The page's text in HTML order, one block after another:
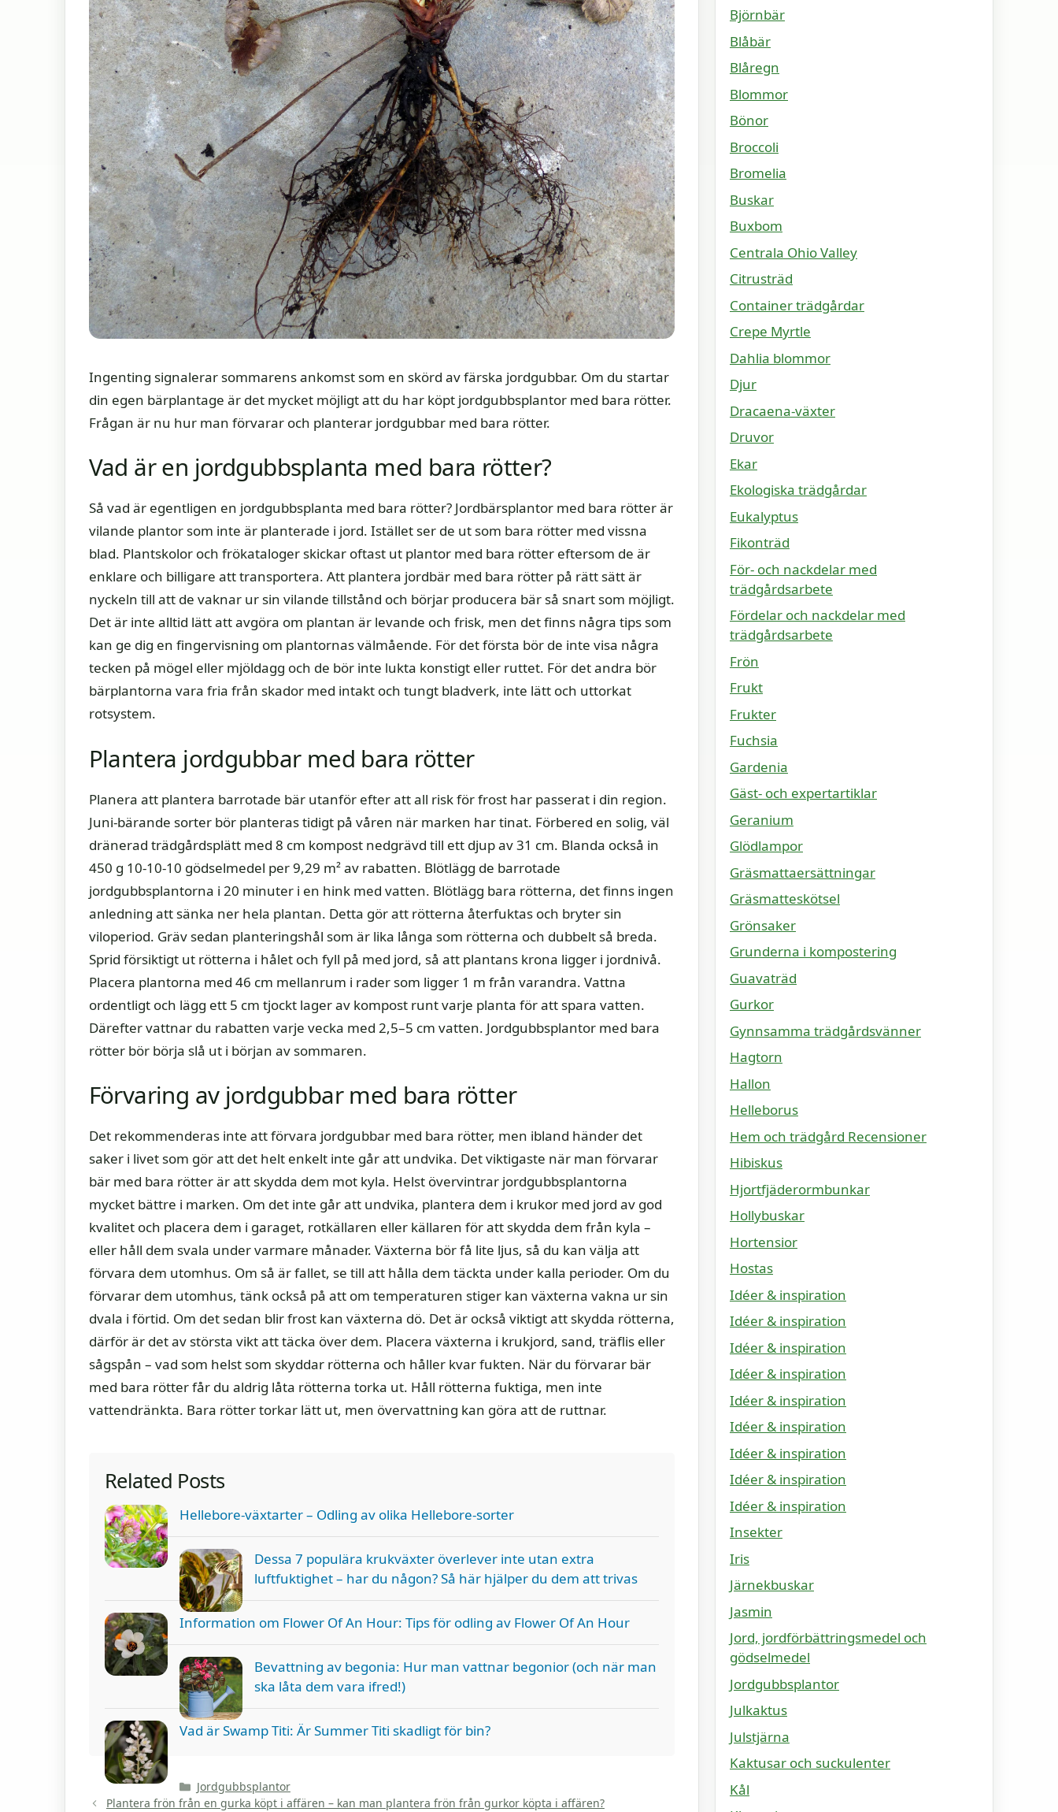
Ingenting signalerar sommarens ankomst som en skörd av färska jordgubbar. Om du startar
din egen bärplantage är det mycket möjligt att du har köpt jordgubbsplantor med bara rötter.
Frågan är nu hur man förvarar och planterar jordgubbar med bara rötter.
Vad är en jordgubbsplanta med bara rötter?
Så vad är egentligen en jordgubbsplanta med bara rötter? Jordbärsplantor med bara rötter är
vilande plantor som inte är planterade i jord. Istället ser de ut som bara rötter med vissna
blad. Plantskolor och frökataloger skickar oftast ut plantor med bara rötter eftersom de är
enklare och billigare att transportera. Att plantera jordbär med bara rötter på rätt sätt är
nyckeln till att de vaknar ur sin vilande tillstånd och börjar producera bär så snart som möjligt.
Det är inte alltid lätt att avgöra om plantan är levande och frisk, men det finns några tips som
kan ge dig en fingervisning om plantornas välmående. För det första bör de inte visa några
tecken på mögel eller mjöldagg och de bör inte lukta konstigt eller ruttet. För det andra bör
bärplantorna vara fria från skador med intakt och tungt bladverk, inte lätt och uttorkat
rotsystem.
Plantera jordgubbar med bara rötter
Planera att plantera barrotade bär utanför efter att all risk för frost har passerat i din region.
Juni-bärande sorter bör planteras tidigt på våren när marken har tinat. Förbered en solig, väl
dränerad trädgårdsplätt med 8 cm kompost nedgrävd till ett djup av 31 cm. Blanda också in
450 g 10-10-10 gödselmedel per 9,29 m² av rabatten. Blötlägg de barrotade
jordgubbsplantorna i 20 minuter i en hink med vatten. Blötlägg bara rötterna, det finns ingen
anledning att sänka ner hela plantan. Detta gör att rötterna återfuktas och bryter sin
viloperiod. Gräv sedan planteringshål som är lika långa som rötterna och dubbelt så breda.
Sprid försiktigt ut rötterna i hålet och fyll på med jord, så att plantans krona ligger i jordnivå.
Placera plantorna med 46 cm mellanrum i rader som ligger 1 m från varandra. Vattna
ordentligt och lägg ett 5 cm tjockt lager av kompost runt varje planta för att spara vatten.
Därefter vattnar du rabatten varje vecka med 2,5–5 cm vatten. Jordgubbsplantor med bara
rötter bör börja slå ut i början av sommaren.
Förvaring av jordgubbar med bara rötter
Det rekommenderas inte att förvara jordgubbar med bara rötter, men ibland händer det
saker i livet som gör att det helt enkelt inte går att undvika. Det viktigaste när man förvarar
bär med bara rötter är att skydda dem mot kyla. Helst övervintrar jordgubbsplantorna
mycket bättre i marken. Om det inte går att undvika, plantera dem i krukor med jord av god
kvalitet och placera dem i garaget, rotkällaren eller källaren för att skydda dem från kyla –
eller håll dem svala under varmare månader. Växterna bör få lite ljus, så du kan välja att
förvara dem utomhus. Om så är fallet, se till att hålla dem täckta under kalla perioder. Om du
förvarar dem utomhus, tänk också på att om temperaturen stiger kan växterna vakna ur sin
dvala i förtid. Om det sedan blir frost kan växterna dö. Det är också viktigt att skydda rötterna,
därför är det av största vikt att täcka över dem. Placera växterna i krukjord, sand, träflis eller
sågspån – vad som helst som skyddar rötterna och håller kvar fukten. När du förvarar bär
med bara rötter får du aldrig låta rötterna torka ut. Håll rötterna fuktiga, men inte
vattendränkta. Bara rötter torkar lätt ut, men övervattning kan göra att de ruttnar.
Related Posts
Hellebore-växtarter – Odling av olika Hellebore-sorter
Dessa 7 populära krukväxter överlever inte utan extra
luftfuktighet – har du någon? Så här hjälper du dem att trivas
Information om Flower Of An Hour: Tips för odling av Flower Of An Hour
Bevattning av begonia: Hur man vattnar begonior (och när man
ska låta dem vara ifred!)
Vad är Swamp Titi: Är Summer Titi skadligt för bin?
Kategorier
Jordgubbsplantor
Plantera frön från en gurka köpt i affären – kan man plantera frön från gurkor köpta i affären?
Björnbär
Blåbär
Blåregn
Blommor
Bönor
Broccoli
Bromelia
Buskar
Buxbom
Centrala Ohio Valley
Citrusträd
Container trädgårdar
Crepe Myrtle
Dahlia blommor
Djur
Dracaena-växter
Druvor
Ekar
Ekologiska trädgårdar
Eukalyptus
Fikonträd
För- och nackdelar med
trädgårdsarbete
Fördelar och nackdelar med
trädgårdsarbete
Frön
Frukt
Frukter
Fuchsia
Gardenia
Gäst- och expertartiklar
Geranium
Glödlampor
Gräsmattaersättningar
Gräsmatteskötsel
Grönsaker
Grunderna i kompostering
Guavaträd
Gurkor
Gynnsamma trädgårdsvänner
Hagtorn
Hallon
Helleborus
Hem och trädgård Recensioner
Hibiskus
Hjortfjäderormbunkar
Hollybuskar
Hortensior
Hostas
Idéer & inspiration
Idéer & inspiration
Idéer & inspiration
Idéer & inspiration
Idéer & inspiration
Idéer & inspiration
Idéer & inspiration
Idéer & inspiration
Idéer & inspiration
Insekter
Iris
Järnekbuskar
Jasmin
Jord, jordförbättringsmedel och
gödselmedel
Jordgubbsplantor
Julkaktus
Julstjärna
Kaktusar och suckulenter
Kål